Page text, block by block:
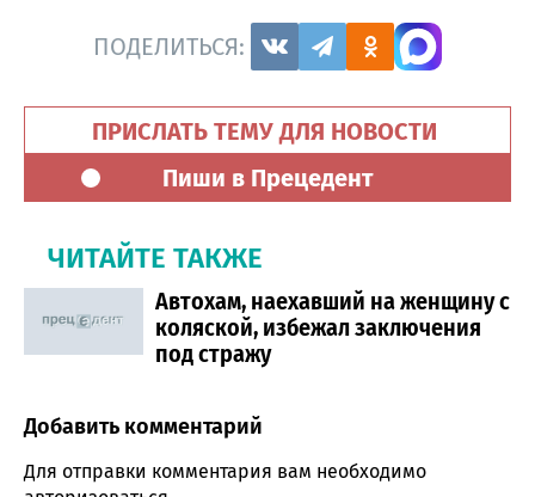
ПОДЕЛИТЬСЯ:
ПРИСЛАТЬ ТЕМУ ДЛЯ НОВОСТИ
Пиши в Прецедент
ЧИТАЙТЕ ТАКЖЕ
Автохам, наехавший на женщину с
коляской, избежал заключения
под стражу
Comment section
Добавить комментарий
Для отправки комментария вам необходимо